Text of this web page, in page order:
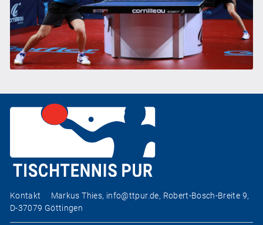
Kontakt Markus Thies, info@ttpur.de, Robert-Bosch-Breite 9,
D-37079 Göttingen